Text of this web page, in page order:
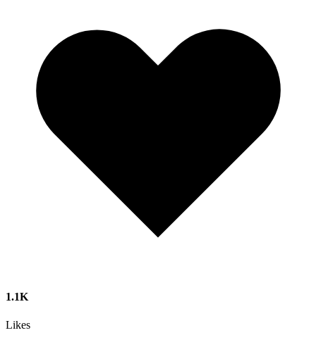
1.1K
Likes